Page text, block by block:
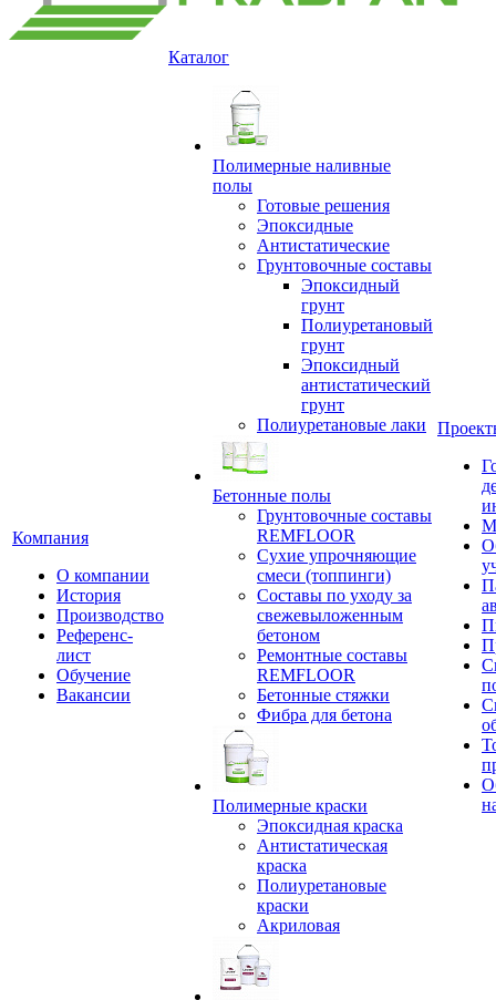
Компания
О компании
История
Производство
Референс-
лист
Обучение
Вакансии
Каталог
Полимерные наливные
полы
Готовые решения
Эпоксидные
Антистатические
Грунтовочные составы
Эпоксидный
грунт
Полиуретановый
грунт
Эпоксидный
антистатический
грунт
Полиуретановые лаки
Бетонные полы
Грунтовочные составы
REMFLOOR
Сухие упрочняющие
смеси (топпинги)
Составы по уходу за
свежевыложенным
бетоном
Ремонтные составы
REMFLOOR
Бетонные стяжки
Фибра для бетона
Полимерные краски
Эпоксидная краска
Антистатическая
краска
Полиуретановые
краски
Акриловая